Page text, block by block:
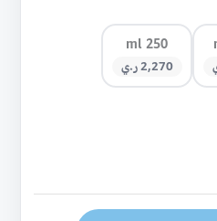
250 ml
2,270 ر.ي